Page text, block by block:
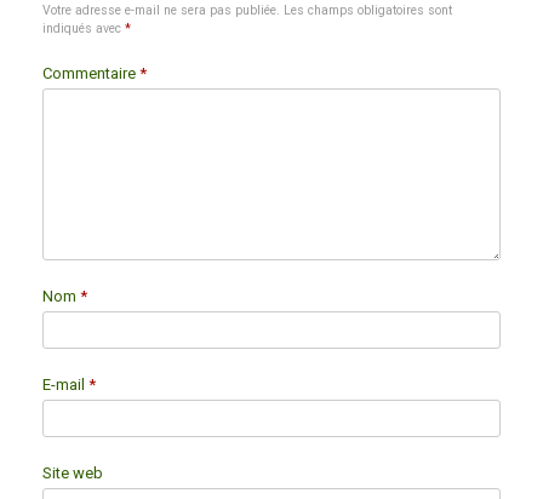
Votre adresse e-mail ne sera pas publiée. Les champs obligatoires sont
indiqués avec *
Commentaire *
Nom *
E-mail *
Site web